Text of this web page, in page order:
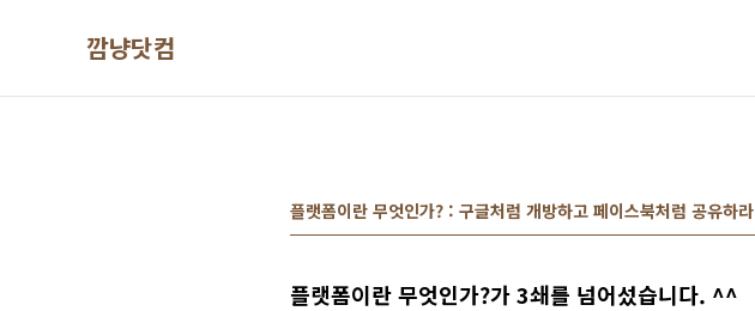
깜냥닷컴
플랫폼이란 무엇인가? : 구글처럼 개방하고 페이스북처럼 공유하라
플랫폼이란 무엇인가?가 3쇄를 넘어섰습니다. ^^